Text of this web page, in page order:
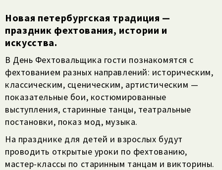
Новая петербургская традиция —
праздник фехтования, истории и
искусства.
В День Фехтовальщика гости познакомятся с
фехтованием разных направлений: историческим,
классическим, сценическим, артистическим —
показательные бои, костюмированные
выступления, старинные танцы, театральные
постановки, показ мод, музыка.
На празднике для детей и взрослых будут
проводить открытые уроки по фехтованию,
мастер-классы по старинным танцам и викторины.